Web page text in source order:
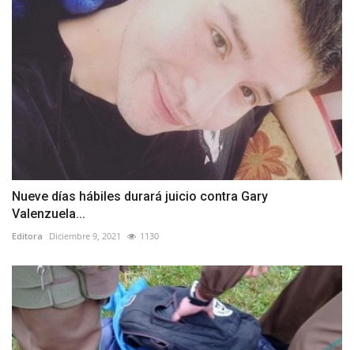
Nueve días hábiles durará juicio contra Gary
Valenzuela...
Editora Diciembre 9, 2021 1130